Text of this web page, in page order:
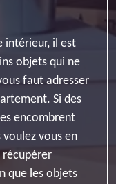
intérieur, il est
objets qui ne
faut adresser
Si des
encombrent
vous en
récupérer
que les objets